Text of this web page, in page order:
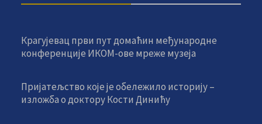
Крагујевац први пут домаћин међународне
конференције ИКОМ-ове мреже музеја
Пријатељство које је обележило историју –
изложба о доктору Кости Динићу